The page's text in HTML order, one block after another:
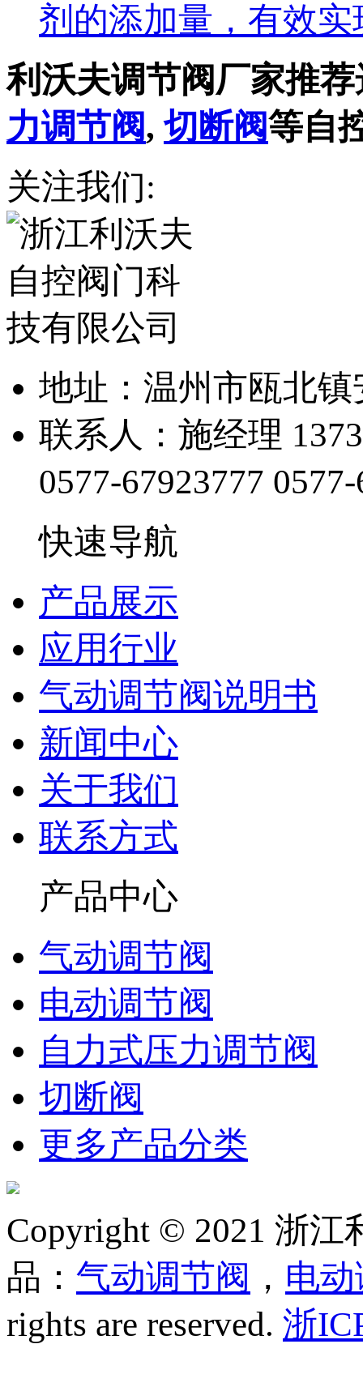
剂的添加量，有效
利沃夫调节阀厂家推
力调节阀,切断阀等自
关注我们:
地址：温州市瓯北
联系人：施经理
0577-67923777
快速导航
产品展示
应用行业
气动调节阀说明书
新闻中心
关于我们
联系方式
产品中心
气动调节阀
电动调节阀
自力式压力调节阀
切断阀
更多产品分类
Copyright © 2021 浙
品： 气动调节阀 ， 电
rights are reserved. 浙